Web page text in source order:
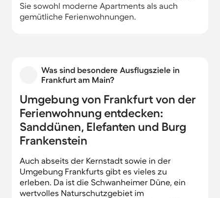
Sie sowohl moderne Apartments als auch
gemütliche Ferienwohnungen.
Was sind besondere Ausflugsziele in
Frankfurt am Main?
Umgebung von Frankfurt von der
Ferienwohnung entdecken:
Sanddünen, Elefanten und Burg
Frankenstein
Auch abseits der Kernstadt sowie in der
Umgebung Frankfurts gibt es vieles zu
erleben. Da ist die Schwanheimer Düne, ein
wertvolles Naturschutzgebiet im